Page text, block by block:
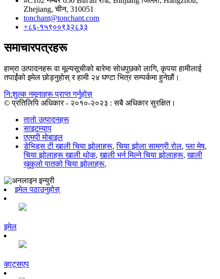
Zhejiang, चीन, 310051
tonchant@tonchant.com
+८६-१५९००९३२८३३
समाचारपत्रहरू
हाम्रा उत्पादनहरू वा मूल्यसूचीको बारेमा सोधपुछको लागि, कृपया हामीलाई
तपाईंको इमेल छोड्नुहोस् र हामी २४ घण्टा भित्र सम्पर्कमा हुनेछौं।
नि:शुल्क नमूनाहरू प्राप्त गर्नुहोस्
© प्रतिलिपि अधिकार - २०१०-२०२३ : सबै अधिकार सुरक्षित।
तातो उत्पादनहरू
साइटम्याप
एएमपी मोबाइल
डेभिड्स टी खाली चिया झोलाहरू,चिया झोला सामग्री रोल,प्ला मेष,
चिया झोलाहरू खाली थोक,खाली भर्न मिल्ने चिया झोलाहरू,खाली
खुकुलो पातको चिया झोलाहरू,
इमेल पठाउनुहोस्
इमेल
व्हाट्सएप